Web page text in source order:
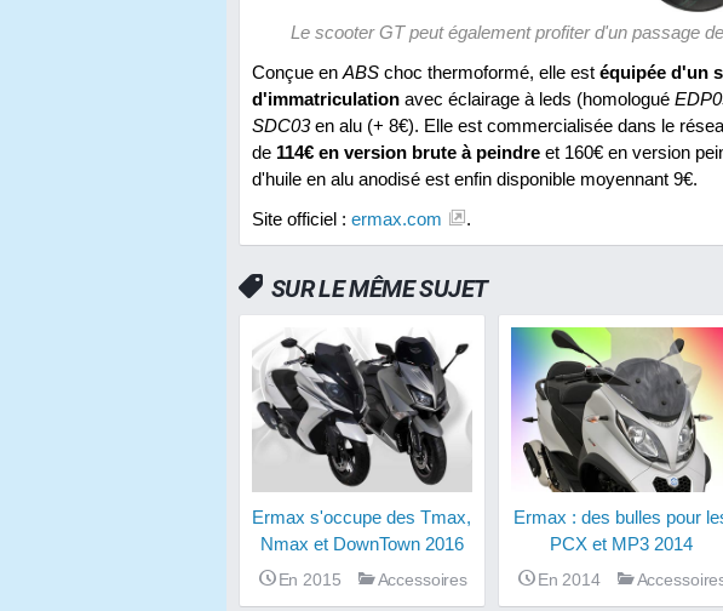
Le scooter GT peut également profiter d'un passage
Conçue en ABS choc thermoformé, elle est équipée d'un
d'immatriculation avec éclairage à leds (homologué
SDC03en alu (+ 8€). Elle est commercialisée dans le
de 114€ en version brute à peindre et 160€ en version
d'huile en alu anodisé est enfin disponible moyennant 9€.
Site officiel : ermax.com .
SUR LE MÊME SUJET
Ermax s'occupe des Tmax,
Nmax et DownTown 2016
En 2015 Accessoires
Ermax : des bulles pour
PCX et MP3 2014
En 2014